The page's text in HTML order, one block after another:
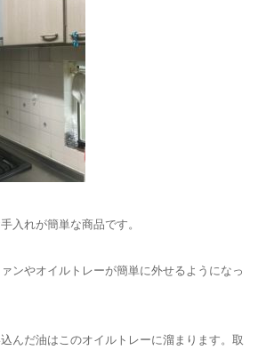
入れが簡単な商品です。
ンやオイルトレーが簡単に外せるようになっ
んだ油はこのオイルトレーに溜まります。取